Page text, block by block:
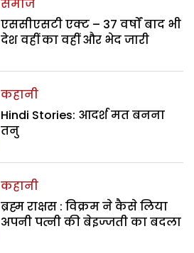
समाज
एससीएसटी एक्ट – 37 वर्षों बाद भी
देश वहीं का वहीं और भेद जारी
कहानी
Hindi Stories: आदर्श मत बनना
तनु
कहानी
ब्रह्म राक्षस : विक्रम ने कैसे लिया
अपनी पत्नी की बेइज्जती का बदला